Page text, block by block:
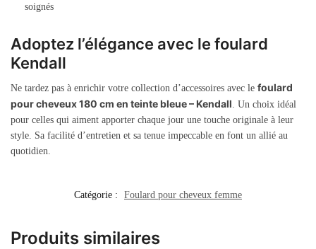
soignés
Adoptez l’élégance avec le foulard
Kendall
Ne tardez pas à enrichir votre collection d’accessoires avec le foulard
pour cheveux 180 cm en teinte bleue – Kendall. Un choix idéal
pour celles qui aiment apporter chaque jour une touche originale à leur
style. Sa facilité d’entretien et sa tenue impeccable en font un allié au
quotidien.
Catégorie : Foulard pour cheveux femme
Produits similaires